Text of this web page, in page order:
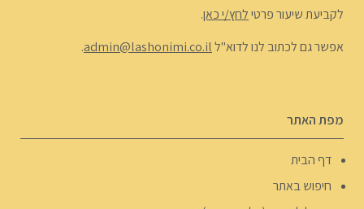
לקביעת שיעור פרטילחץ/י כאן.
אפשר גם לכתוב לנו לדוא"לadmin@lashonimi.co.il
.
מפת האתר
דף הבית
חיפוש באתר